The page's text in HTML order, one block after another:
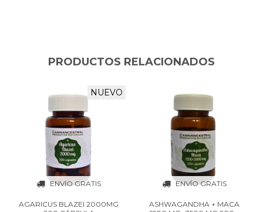
PRODUCTOS RELACIONADOS
ENVÍO GRATIS
NUEVO
AGARICUS BLAZEI 2000MG
ENVÍO GRATIS
ASHWAGANDHA + MACA